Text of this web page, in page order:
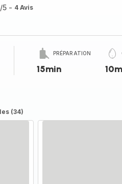
/5 - 4 Avis
PRÉPARATION
15min
(34)